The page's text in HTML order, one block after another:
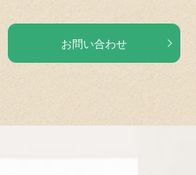
お問い合わせ